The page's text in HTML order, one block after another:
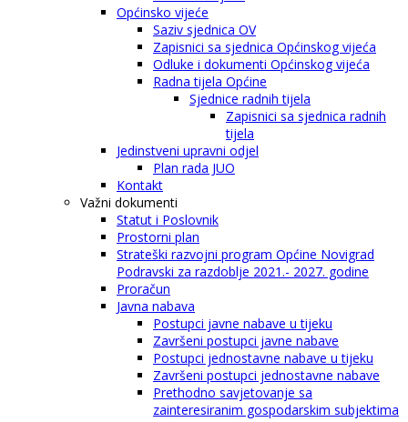
Općinsko vijeće
Saziv sjednica OV
Zapisnici sa sjednica Općinskog vijeća
Odluke i dokumenti Općinskog vijeća
Radna tijela Općine
Sjednice radnih tijela
Zapisnici sa sjednica radnih
tijela
Jedinstveni upravni odjel
Plan rada JUO
Kontakt
Važni dokumenti
Statut i Poslovnik
Prostorni plan
Strateški razvojni program Općine Novigrad
Podravski za razdoblje 2021.- 2027. godine
Proračun
Javna nabava
Postupci javne nabave u tijeku
Završeni postupci javne nabave
Postupci jednostavne nabave u tijeku
Završeni postupci jednostavne nabave
Prethodno savjetovanje sa
zainteresiranim gospodarskim subjektima